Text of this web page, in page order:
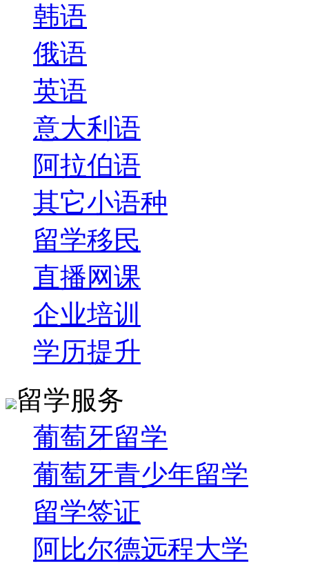
韩语
俄语
英语
意大利语
阿拉伯语
其它小语种
留学移民
直播网课
企业培训
学历提升
留学服务
葡萄牙留学
葡萄牙青少年留学
留学签证
阿比尔德远程大学